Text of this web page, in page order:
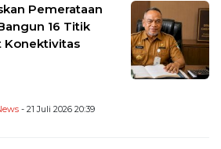
Pemerataan
16 Titik
Konektivitas
- 21 Juli 2026 20:39